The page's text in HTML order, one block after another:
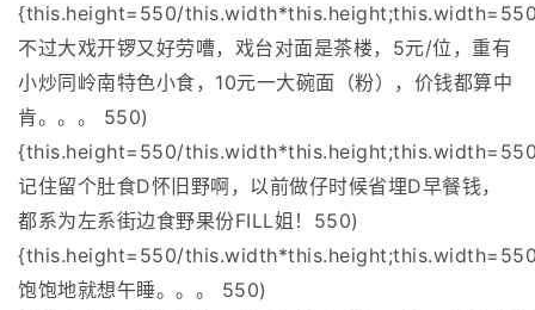
{this.height=550/
不过大戏开锣又好劳嘈，戏台对面是茶楼，5元/位，重有
小炒同岭南特色小食，10元一大碗面（粉），价钱都算中
肯。。。 550)
{this.height=550/
记住留个肚食D怀旧野啊，以前做仔时候省埋D早餐钱，
都系为左系街边食野果份FILL姐！550)
{this.height=550/
饱饱地就想午睡。。。 550)